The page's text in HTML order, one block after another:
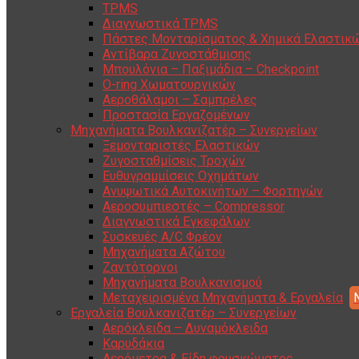
TPMS
Διαγνωστικά TPMS
Πάστες Μονταρίσματος & Χημικά
Αντίβαρα Ζυγοστάθμισης
Μπουλόνια – Παξιμάδια – Checkpoint
O-ring Χωματουργικών
Αεροθάλαμοι – Σαμπρέλες
Προστασία Εργαζομένων
Μηχανήματα Βουλκανιζατέρ – Συνεργείων
Ξεμονταριστές Ελαστικών
Ζυγοσταθμίσεις Τροχών
Ευθυγραμμίσεις Οχημάτων
Ανυψωτικά Αυτοκινήτων – Φορτηγών
Αεροσυμπιεστές – Compressor
Διαγνωστικά Εγκεφάλων
Συσκευές A/C Φρέον
Μηχανήματα Αζώτου
Ζαντότορνοι
Μηχανήματα Βουλκανισμού
Μεταχειρισμένα Μηχανήματα & Εργαλεία
Εργαλεία Βουλκανιζατέρ – Συνεργείων
Αερόκλειδα – Δυναμόκλειδα
Καρυδάκια